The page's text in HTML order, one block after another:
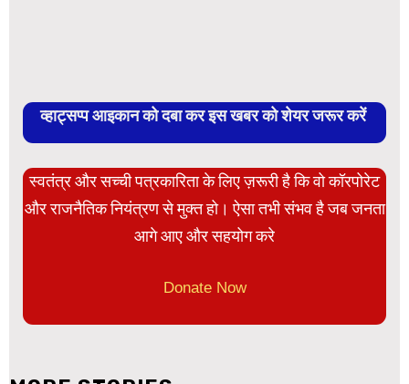
व्हाट्सप्प आइकान को दबा कर इस खबर को शेयर जरूर करें
स्वतंत्र और सच्ची पत्रकारिता के लिए ज़रूरी है कि वो कॉरपोरेट
और राजनैतिक नियंत्रण से मुक्त हो। ऐसा तभी संभव है जब जनता
आगे आए और सहयोग करे
Donate Now